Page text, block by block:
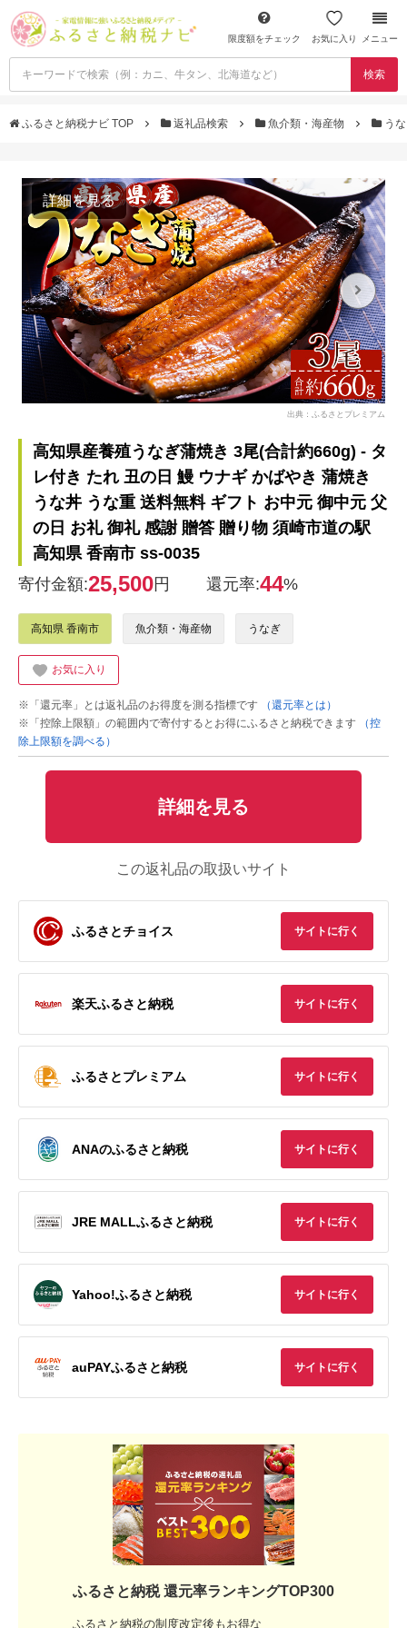
限度額をチェック お気に入り メニュー
検索
ふるさと納税ナビ TOP 返礼品検索 魚介類・海産物 う
詳細を見る
出典：ふるさとプレミアム
高知県産養殖うなぎ蒲焼き 3尾(合計約660g) - タ
レ付き たれ 丑の日 鰻 ウナギ かばやき 蒲焼き
うな丼 うな重 送料無料 ギフト お中元 御中元 父
の日 お礼 御礼 感謝 贈答 贈り物 須崎市道の駅
高知県 香南市 ss-0035
寄付金額:25,500円 還元率:44%
高知県 香南市 魚介類・海産物 うなぎ
お気に入り
※「還元率」とは返礼品のお得度を測る指標です
（還元率とは）
※「控除上限額」の範囲内で寄付するとお得にふるさと納税できます
（控
除上限額を調べる）
詳細を見る
この返礼品の取扱いサイト
ふるさとチョイス サイトに行く
楽天ふるさと納税 サイトに行く
ふるさとプレミアム サイトに行く
ANAのふるさと納税 サイトに行く
JRE MALLふるさと納税 サイトに行く
Yahoo!ふるさと納税 サイトに行く
auPAYふるさと納税 サイトに行く
ふるさと納税 還元率ランキングTOP300
ふるさと納税の制度改定後もお得な